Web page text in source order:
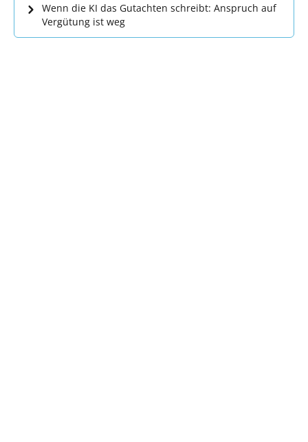
Wenn die KI das Gutachten schreibt: Anspruch auf
Vergütung ist weg